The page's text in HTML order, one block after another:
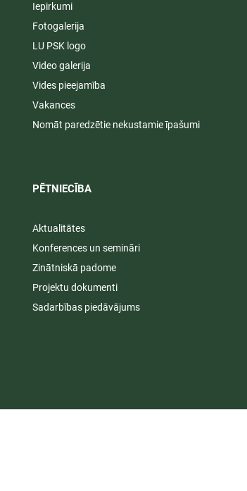
Iepirkumi
Fotogalerija
LU PSK logo
Video galerija
Vides pieejamība
Vakances
Nomāt paredzētie nekustamie īpašumi
PĒTNIECĪBA
Aktualitātes
Konferences un semināri
Zinātniskā padome
Projektu dokumenti
Sadarbības piedāvājums